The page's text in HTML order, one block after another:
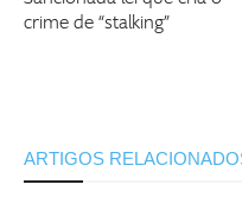
crime de “stalking”
ARTIGOS